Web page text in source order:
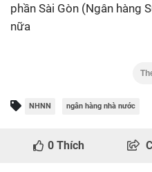
phần Sài Gòn (Ngân hàng
nữa
NHNN ngân hàng nhà nước
0 Thích